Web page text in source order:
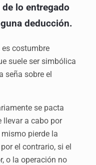
lo entregado
deducción.
es costumbre
suele ser simbólica
seña sobre el
se pacta
llevar a cabo por
pierde la
el contrario, si el
o la operación no